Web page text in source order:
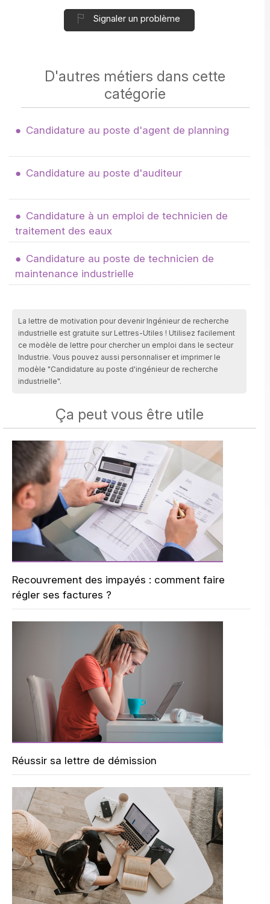
Signaler un problème
D'autres métiers dans cette
catégorie
Candidature au poste d'agent de planning
Candidature au poste d'auditeur
Candidature à un emploi de technicien de
traitement des eaux
Candidature au poste de technicien de
maintenance industrielle
La lettre de motivation pour devenir Ingénieur de recherche
industrielle est gratuite sur Lettres-Utiles ! Utilisez facilement
ce modèle de lettre pour chercher un emploi dans le secteur
Industrie. Vous pouvez aussi personnaliser et imprimer le
modèle "Candidature au poste d'ingénieur de recherche
industrielle".
Ça peut vous être utile
Recouvrement des impayés : comment faire
régler ses factures ?
Réussir sa lettre de démission